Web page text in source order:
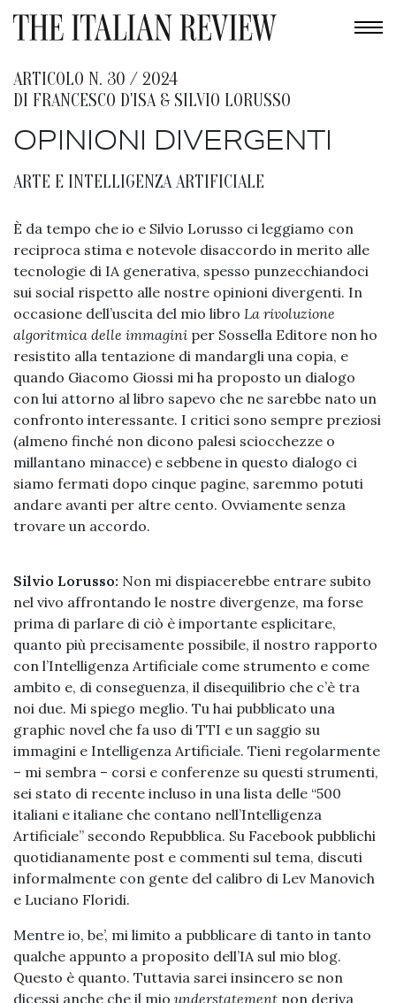
ARTICOLO N. 30 / 2024
DI FRANCESCO D'ISA& SILVIO LORUSSO
OPINIONI DIVERGENTI
ARTE E INTELLIGENZA ARTIFICIALE
È da tempo che io e Silvio Lorusso ci leggiamo con
reciproca stima e notevole disaccordo in merito alle
tecnologie di IA generativa, spesso punzecchiandoci
sui social rispetto alle nostre opinioni divergenti. In
occasione dell’uscita del mio libro La rivoluzione
algoritmica delle immagini per Sossella Editore non ho
resistito alla tentazione di mandargli una copia, e
quando Giacomo Giossi mi ha proposto un dialogo
con lui attorno al libro sapevo che ne sarebbe nato un
confronto interessante. I critici sono sempre preziosi
(almeno finché non dicono palesi sciocchezze o
millantano minacce) e sebbene in questo dialogo ci
siamo fermati dopo cinque pagine, saremmo potuti
andare avanti per altre cento. Ovviamente senza
trovare un accordo.
Silvio Lorusso: Non mi dispiacerebbe entrare subito
nel vivo affrontando le nostre divergenze, ma forse
prima di parlare di ciò è importante esplicitare,
quanto più precisamente possibile, il nostro rapporto
con l’Intelligenza Artificiale come strumento e come
ambito e, di conseguenza, il disequilibrio che c’è tra
noi due. Mi spiego meglio. Tu hai pubblicato una
graphic novel che fa uso di TTI e un saggio su
immagini e Intelligenza Artificiale. Tieni regolarmente
– mi sembra – corsi e conferenze su questi strumenti,
sei stato di recente incluso in una lista delle “500
italiani e italiane che contano nell’Intelligenza
Artificiale” secondo Repubblica. Su Facebook pubblichi
quotidianamente post e commenti sul tema, discuti
informalmente con gente del calibro di Lev Manovich
e Luciano Floridi.
Mentre io, be’, mi limito a pubblicare di tanto in tanto
qualche appunto a proposito dell’IA sul mio blog.
Questo è quanto. Tuttavia sarei insincero se non
dicessi anche che il mio understatement non deriva